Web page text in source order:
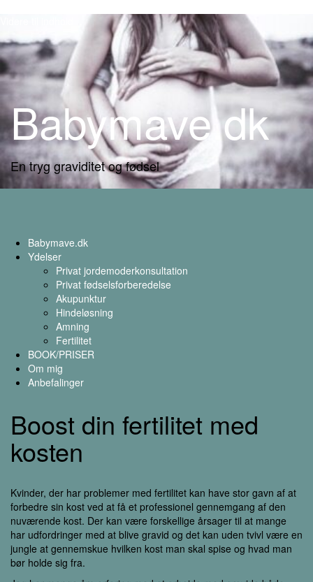
Babymave.dk
En tryg graviditet og fødsel
Babymave.dk
Ydelser
Privat jordemoderkonsultation
Privat fødselsforberedelse
Akupunktur
Hindeløsning
Amning
Fertilitet
BOOK/PRISER
Om mig
Anbefalinger
Boost din fertilitet med
kosten
Kvinder, der har problemer med fertilitet kan have stor gavn af at
forbedre sin kost ved at få et professionel gennemgang af den
nuværende kost. Der kan være forskellige årsager til at mange
har udfordringer med at blive gravid og det kan uden tvivl være en
jungle at gennemskue hvilken kost man skal spise og hvad man
bør holde sig fra.